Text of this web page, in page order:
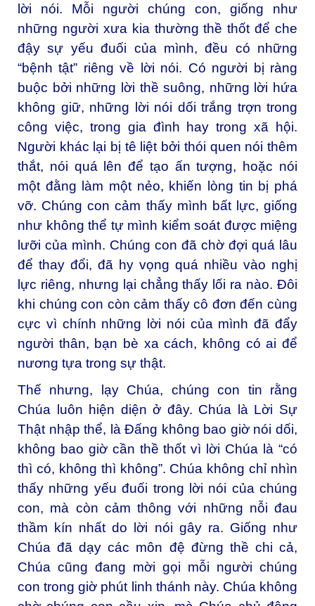
lời nói. Mỗi người chúng con, giống như
những người xưa kia thường thề thốt để che
đậy sự yếu đuối của mình, đều có những
“bệnh tật” riêng về lời nói. Có người bị ràng
buộc bởi những lời thề suông, những lời hứa
không giữ, những lời nói dối trắng trợn trong
công việc, trong gia đình hay trong xã hội.
Người khác lại bị tê liệt bởi thói quen nói thêm
thắt, nói quá lên để tạo ấn tượng, hoặc nói
một đằng làm một nẻo, khiến lòng tin bị phá
vỡ. Chúng con cảm thấy mình bất lực, giống
như không thể tự mình kiểm soát được miệng
lưỡi của mình. Chúng con đã chờ đợi quá lâu
để thay đổi, đã hy vọng quá nhiều vào nghị
lực riêng, nhưng lại chẳng thấy lối ra nào. Đôi
khi chúng con còn cảm thấy cô đơn đến cùng
cực vì chính những lời nói của mình đã đẩy
người thân, bạn bè xa cách, không có ai để
nương tựa trong sự thật.
Thế nhưng, lạy Chúa, chúng con tin rằng
Chúa luôn hiện diện ở đây. Chúa là Lời Sự
Thật nhập thể, là Đấng không bao giờ nói dối,
không bao giờ cần thề thốt vì lời Chúa là “có
thì có, không thì không”. Chúa không chỉ nhìn
thấy những yếu đuối trong lời nói của chúng
con, mà còn cảm thông với những nỗi đau
thầm kín nhất do lời nói gây ra. Giống như
Chúa đã dạy các môn đệ đừng thề chi cả,
Chúa cũng đang mời gọi mỗi người chúng
con trong giờ phút linh thánh này. Chúa không